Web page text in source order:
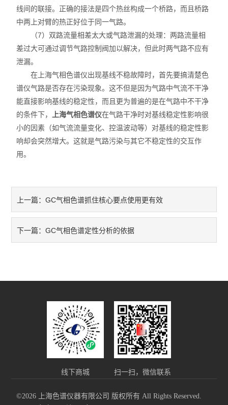
线间的联接。正确的接法是四个热丝构成一个桥路，而且桥路
中两上对臂的热正好位于同一气路。
（7）双路流量相差太大或气路泄漏的处理：两路流量相
差过大可通过调节气路控制阀加以解决，但此时两气路不应有
泄漏。
在上海气相色谱仪出现基线不稳故障时，首先要搞清楚色
谱仪气路是否存在污染现象。这不但是因为气路中气流不干净
能直接影响基线的稳定性，而且更为普遍的是在气路中不干净
的条件下，
上海气相色谱仪在气路干净时对基线稳定性影响很
小的因素（如气流流量变化、控温波动等）对基线的稳定性影
响却会突然增大。这就是气路污染与其它不稳定性的交互作
用。
上一篇：GC气相色谱抓住核心要点使用更有效
下一篇：GC气相色谱定性分析的依据
线下商城 扫一扫，微信联系
©2026 上海色谱仪器有限公司 版权所有 All Rights Reserved.